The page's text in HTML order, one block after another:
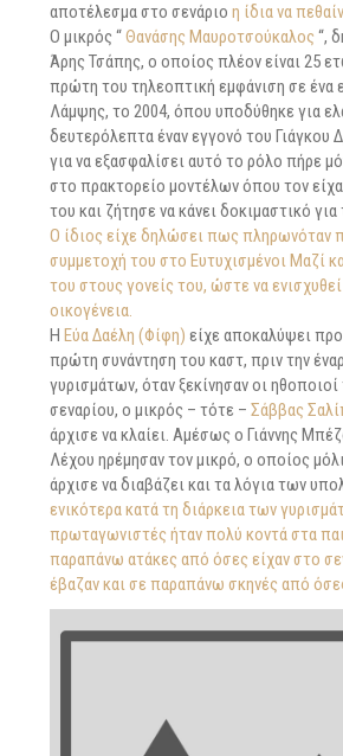
αποτέλεσμα στο σενάριο η ίδια να
Ο μικρός “Θανάσης Μαυροτσούκαλος “,
Άρης Τσάπης, ο οποίος πλέον είναι 25
πρώτη του τηλεοπτική εμφάνιση σε ένα
Λάμψης, το 2004, όπου υποδύθηκε για
δευτερόλεπτα έναν εγγονό του Γιάγκου
για να εξασφαλίσει αυτό το ρόλο πήρε
στο πρακτορείο μοντέλων όπου τον
του και ζήτησε να κάνει δοκιμαστικό
Ο ίδιος είχε δηλώσει πως πληρωνόταν
συμμετοχή του στο Ευτυχισμένοι Μαζί
του στους γονείς του, ώστε να
οικογένεια.
Η Εύα Δαέλη (Φίφη) είχε αποκαλύψει
πρώτη συνάντηση του καστ, πριν την
γυρισμάτων, όταν ξεκίνησαν οι
σεναρίου, ο μικρός – τότε – Σάββας
άρχισε να κλαίει. Αμέσως ο Γιάννης
Λέχου ηρέμησαν τον μικρό, ο οποίος
άρχισε να διαβάζει και τα λόγια των
ενικότερα κατά τη διάρκεια των
πρωταγωνιστές ήταν πολύ κοντά στα
παραπάνω ατάκες από όσες είχαν στο
έβαζαν και σε παραπάνω σκηνές από